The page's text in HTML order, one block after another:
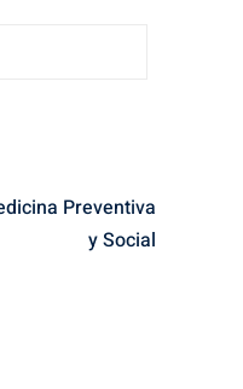
Preventiva
y Social